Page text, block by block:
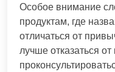
Особое внимание
продуктам, где
отличаться от
лучше отказаться от